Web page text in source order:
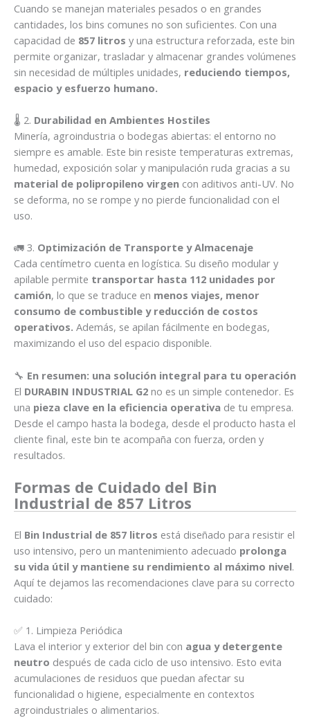
Cuando se manejan materiales pesados o en grandes
cantidades, los bins comunes no son suficientes. Con una
capacidad de 857 litros y una estructura reforzada, este bin
permite organizar, trasladar y almacenar grandes volúmenes
sin necesidad de múltiples unidades, reduciendo tiempos,
espacio y esfuerzo humano.
🌡️ 2. Durabilidad en Ambientes Hostiles
Minería, agroindustria o bodegas abiertas: el entorno no
siempre es amable. Este bin resiste temperaturas extremas,
humedad, exposición solar y manipulación ruda gracias a su
material de polipropileno virgen con aditivos anti-UV. No
se deforma, no se rompe y no pierde funcionalidad con el
uso.
🚛 3. Optimización de Transporte y Almacenaje
Cada centímetro cuenta en logística. Su diseño modular y
apilable permite transportar hasta 112 unidades por
camión, lo que se traduce en menos viajes, menor
consumo de combustible y reducción de costos
operativos. Además, se apilan fácilmente en bodegas,
maximizando el uso del espacio disponible.
🔧 En resumen: una solución integral para tu operación
El DURABIN INDUSTRIAL G2 no es un simple contenedor. Es
una pieza clave en la eficiencia operativa de tu empresa.
Desde el campo hasta la bodega, desde el producto hasta el
cliente final, este bin te acompaña con fuerza, orden y
resultados.
Formas de Cuidado del Bin
Industrial de 857 Litros
El Bin Industrial de 857 litros está diseñado para resistir el
uso intensivo, pero un mantenimiento adecuado prolonga
su vida útil y mantiene su rendimiento al máximo nivel.
Aquí te dejamos las recomendaciones clave para su correcto
cuidado:
✅ 1. Limpieza Periódica
Lava el interior y exterior del bin con agua y detergente
neutro después de cada ciclo de uso intensivo. Esto evita
acumulaciones de residuos que puedan afectar su
funcionalidad o higiene, especialmente en contextos
agroindustriales o alimentarios.